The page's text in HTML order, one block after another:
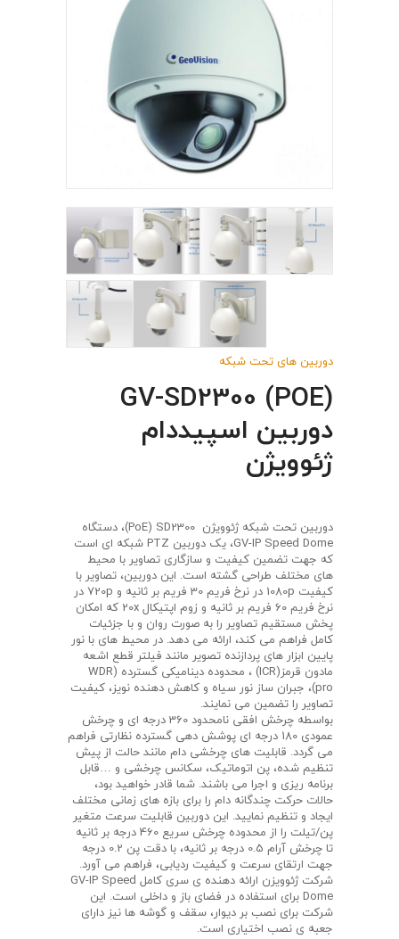
دوربین های تحت شبکه
(GV-SD2300 (POE
دوربین اسپیددام
ژئوویژن
دوربین تحت شبکه ژئوویژن PoE) SD2300)، دستگاه
GV-IP Speed Dome، یک دوربین PTZ شبکه ای است
که جهت تضمین کیفیت و سازگاری تصاویر با محیط
های مختلف طراحی گشته است. این دوربین، تصاویر با
کیفیت 1080p در نرخ فریم 30 فریم بر ثانیه و 720p در
نرخ فریم 60 فریم بر ثانیه و زوم اپتیکال 20x که امکان
پخش مستقیم تصاویر را به صورت روان و با جزئیات
کامل فراهم می کند، ارائه می دهد. در محیط های با نور
پایین ابزار های پردازنده تصویر مانند فیلتر قطع اشعه
مادون قرمز(ICR) ، محدوده دینامیکی گسترده (WDR
pro)، جبران ساز نور سیاه و کاهش دهنده نویز، کیفیت
تصاویر را تضمین می نمایند.
بواسطه چرخش افقی نامحدود 360 درجه ای و چرخش
عمودی 180 درجه ای پوشش دهی گسترده نظارتی فراهم
می گردد. قابلیت های چرخشی دام مانند حالت از پیش
تنظیم شده، پن اتوماتیک، سکانس چرخشی و …قابل
برنامه ریزی و اجرا می باشند. شما قادر خواهید بود،
حالات حرکت چندگانه دام را برای بازه های زمانی مختلف
ایجاد و تنظیم نمایید. این دوربین قابلیت سرعت متغیر
پن/تیلت را از محدوده چرخش سریع 460 درجه بر ثانیه
تا چرخش آرام 0.5 درجه بر ثانیه، با دقت پن 0.2 درجه
جهت ارتقای سرعت و کیفیت ردیابی، فراهم می آورد.
شرکت ژئوویزن ارائه دهنده ی سری کامل GV-IP Speed
Dome برای استفاده در فضای باز و داخلی است. این
شرکت برای نصب بر دیوار، سقف و گوشه ها نیز دارای
جعبه ی نصب اختیاری است.